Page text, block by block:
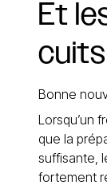
Et
cuits
Bonne
Lorsqu’un
que la
suffisante,
fortement